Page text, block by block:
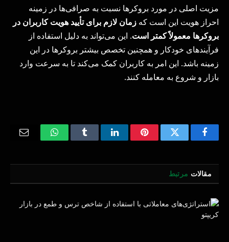
مزیت اصلی در مورد بروکرها نسبت به صرافی‌ها در زمینه
احراز هویت این است که زمان لازم برای تأیید هویت کاربران در
بروکرها معمولاً کمتر است. این می‌تواند به دلیل استفاده از
فرآیندهای خودکار و همچنین تخصص بیشتر بروکرها در این
زمینه باشد. این امر به کاربران کمک می‌کند تا به سرعت وارد
بازار و شروع به معامله کنند.
Facebook
Twitter
Pinterest
LinkedIn
Tumblr
WhatsApp
مقالات مرتبط